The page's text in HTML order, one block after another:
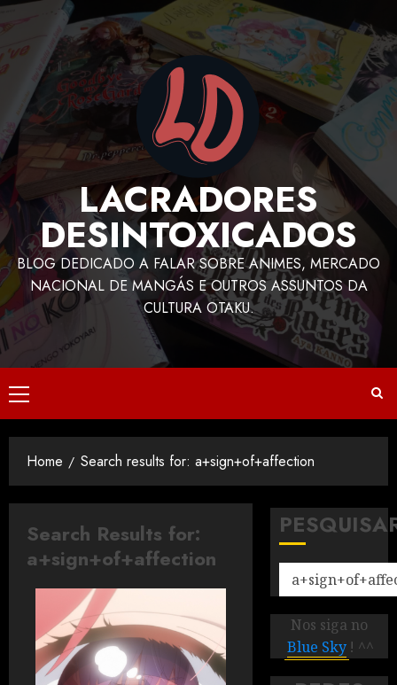
LACRADORES
DESINTOXICADOS
BLOG DEDICADO A FALAR SOBRE ANIMES, MERCADO
NACIONAL DE MANGÁS E OUTROS ASSUNTOS DA
CULTURA OTAKU.
Home Search results for: a+sign+of+affection
Search Results for:
a+sign+of+affection
Nos siga no
Blue Sky ! ^^